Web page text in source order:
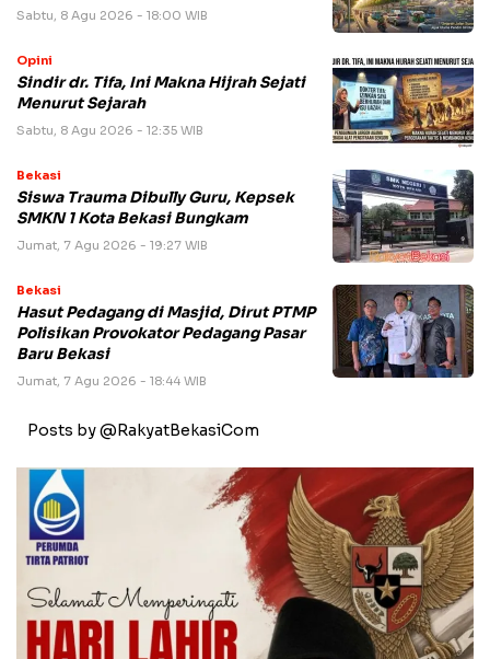
Sabtu, 8 Agu 2026 - 18:00 WIB
Opini
Sindir dr. Tifa, Ini Makna Hijrah Sejati
Menurut Sejarah
Sabtu, 8 Agu 2026 - 12:35 WIB
Bekasi
Siswa Trauma Dibully Guru, Kepsek
SMKN 1 Kota Bekasi Bungkam
Jumat, 7 Agu 2026 - 19:27 WIB
Bekasi
Hasut Pedagang di Masjid, Dirut PTMP
Polisikan Provokator Pedagang Pasar
Baru Bekasi
Jumat, 7 Agu 2026 - 18:44 WIB
Posts by @RakyatBekasiCom